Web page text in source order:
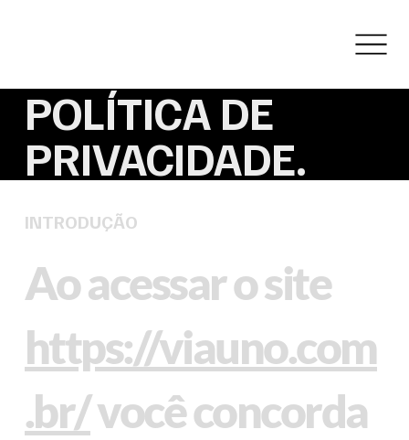
POLÍTICA DE
PRIVACIDADE.
INTRODUÇÃO
Ao acessar o site
https://viauno.com
.br/você concorda